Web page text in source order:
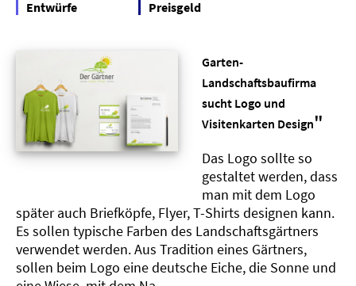
Entwürfe
Preisgeld
Garten-
Landschaftsbaufirma
sucht Logo und
Visitenkarten Design"
Das Logo sollte so
gestaltet werden, dass
man mit dem Logo
später auch Briefköpfe, Flyer, T-Shirts designen kann.
Es sollen typische Farben des Landschaftsgärtners
verwendet werden. Aus Tradition eines Gärtners,
sollen beim Logo eine deutsche Eiche, die Sonne und